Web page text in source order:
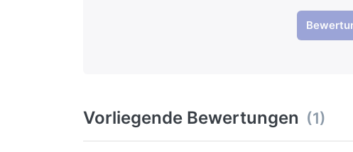
Vorliegende Bewertungen (1)